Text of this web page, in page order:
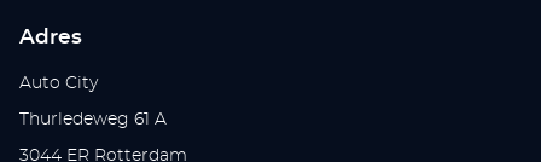
Adres
Auto City
Thurledeweg 61 A
3044 ER Rotterdam